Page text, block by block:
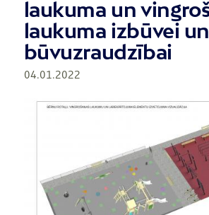
laukuma un
laukuma izbūvei un
būvuzraudzībai
04.01.2022